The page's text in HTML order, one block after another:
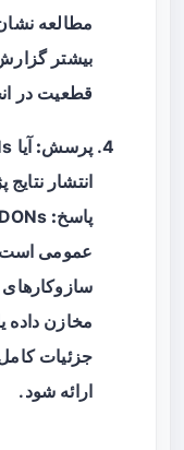
مطالعه
بیشتر
قطعیت در
پرسش:
انتشار
پاسخ:
عمومی
سازوکارهای
مخازن داده
جزئیات
ارائه شود.